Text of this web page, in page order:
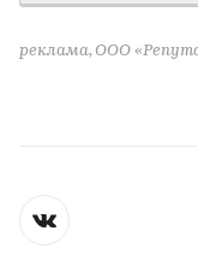
реклама, ООО